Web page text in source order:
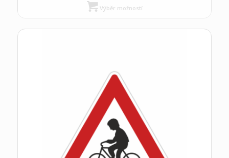
Výběr možností